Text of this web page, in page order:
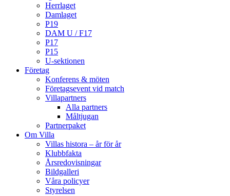
Herrlaget
Damlaget
P19
DAM U / F17
P17
P15
U-sektionen
Företag
Konferens & möten
Företagsevent vid match
Villapartners
Alla partners
Måltjugan
Partnerpaket
Om Villa
Villas histora – år för år
Klubbfakta
Årsredovisningar
Bildgalleri
Våra policyer
Styrelsen